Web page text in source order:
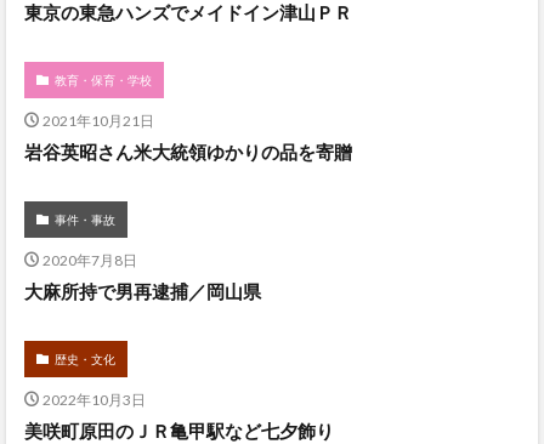
東京の東急ハンズでメイドイン津山ＰＲ
教育・保育・学校
2021年10月21日
岩谷英昭さん米大統領ゆかりの品を寄贈
事件・事故
2020年7月8日
大麻所持で男再逮捕／岡山県
歴史・文化
2022年10月3日
美咲町原田のＪＲ亀甲駅など七夕飾り